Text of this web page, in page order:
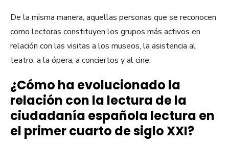
De la misma manera, aquellas personas que se reconocen
como lectoras constituyen los grupos más activos en
relación con las visitas a los museos, la asistencia al
teatro, a la ópera, a conciertos y al cine.
¿Cómo ha evolucionado la
relación con la lectura de la
ciudadanía española lectura en
el primer cuarto de siglo XXI?